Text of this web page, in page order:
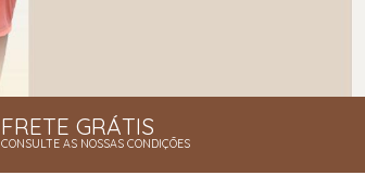
FRETE GRÁTIS
CONSULTE AS NOSSAS CONDIÇÕES